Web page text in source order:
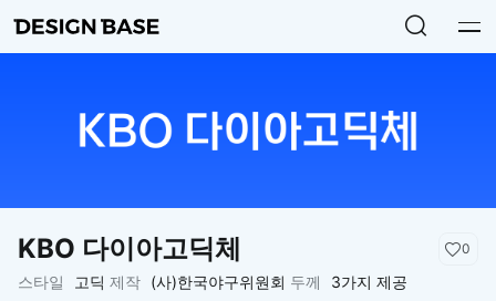
KBO 다이아고딕체 0
스타일 고딕 제작 (사)한국야구위원회 두께 3가지 제공